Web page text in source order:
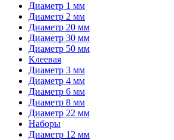
Диаметр 1 мм
Диаметр 2 мм
Диаметр 20 мм
Диаметр 30 мм
Диаметр 50 мм
Клеевая
Диаметр 3 мм
Диаметр 4 мм
Диаметр 6 мм
Диаметр 8 мм
Диаметр 22 мм
Наборы
Диаметр 12 мм